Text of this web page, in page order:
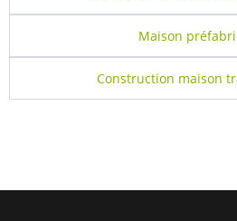
Maison
Construction maison